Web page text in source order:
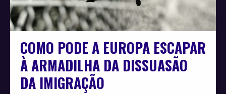
COMO PODE A EUROPA ESCAPAR
À ARMADILHA DA DISSUASÃO
DA IMIGRAÇÃO